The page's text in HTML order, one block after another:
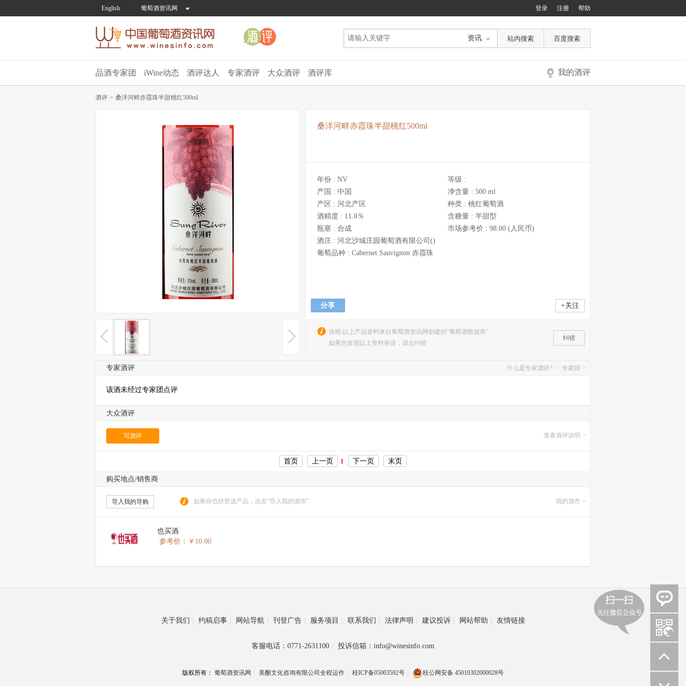
English 葡萄酒资讯网 帮助
注册
登录
资讯
品酒专家团 iWine动态 酒评达人 专家酒评 大众酒评 酒评库 我的酒评
酒评 > 桑洋河畔赤霞珠半甜桃红500ml
桑洋河畔赤霞珠半甜桃红500ml
年份 : NV
等级 :
产国 : 中国 净含量 : 500 ml
产区 : 河北产区 种类 : 桃红葡萄酒
酒精度 : 11.0％ 含糖量 : 半甜型
瓶塞 : 合成 市场参考价 : 98.00 (人民币)
酒庄 : 河北沙城庄园葡萄酒有限公司()
葡萄品种 : Cabernet Sauvignon 赤霞珠
分享 +关注
说明:以上产品资料来自葡萄酒资讯网创建的"葡萄酒数据库"
如果您发现以上资料有误，请点纠错
纠错
专家酒评 专家团 >
什么是专家酒评? >
该酒未经过专家团点评
大众酒评
写酒评 查看酒评说明 >
首页 上一页 1 下一页 末页
购买地点/销售商
导入我的导购 如果你也经营该产品，点击“导入我的酒市” 我的酒市 >
也买酒
参考价：￥10.00
关于我们 约稿启事 网站导航 刊登广告 服务项目 联系我们 法律声明 建议投诉 网站帮助 友情链接
客服电话：0771-2631100 投诉信箱：info@winesinfo.com
版权所有： 葡萄酒资讯网 美酿文化咨询有限公司全程运作 桂ICP备05003592号 桂公网安备 45010302000028号